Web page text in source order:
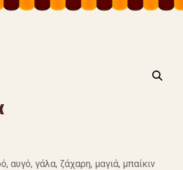
αυγό, γάλα, ζάχαρη, μαγιά, μπαίκιν